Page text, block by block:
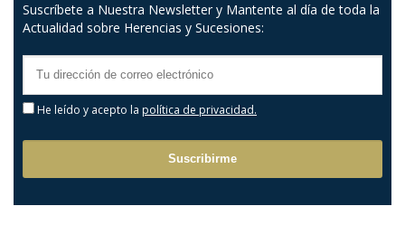
Suscríbete a Nuestra Newsletter y Mantente al día de toda la
Actualidad sobre Herencias y Sucesiones:
He leído y acepto la política de privacidad.